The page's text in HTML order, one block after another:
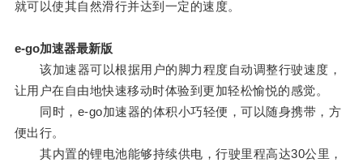
就可以使其自然滑行并达到一定的速度。
e-go加速器最新版
该加速器可以根据用户的脚力程度自动调整行驶速度，
让用户在自由地快速移动时体验到更加轻松愉悦的感觉。
同时，e-go加速器的体积小巧轻便，可以随身携带，方
便出行。
其内置的锂电池能够持续供电，行驶里程高达30公里，